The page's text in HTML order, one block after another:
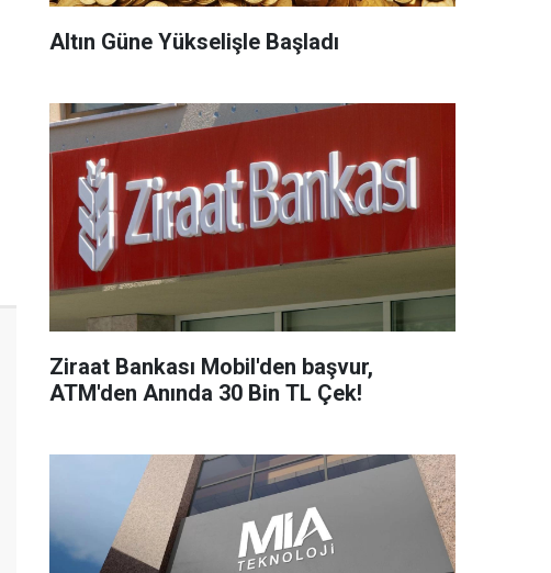
Altın Güne Yükselişle Başladı
Ziraat Bankası Mobil'den başvur,
ATM'den Anında 30 Bin TL Çek!